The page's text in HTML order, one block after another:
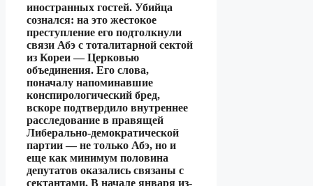
иностранных гостей. Убийца
сознался: на это жестокое
преступление его подтолкнули
связи Абэ с тоталитарной сектой
из Кореи — Церковью
объединения. Его слова,
поначалу напоминавшие
конспирологический бред,
вскоре подтвердило внутреннее
расследование в правящей
Либерально-демократической
партии — не только Абэ, но и
еще как минимум половина
депутатов оказались связаны с
сектантами. В начале января из-